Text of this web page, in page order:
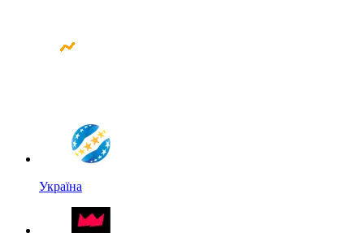
Україна